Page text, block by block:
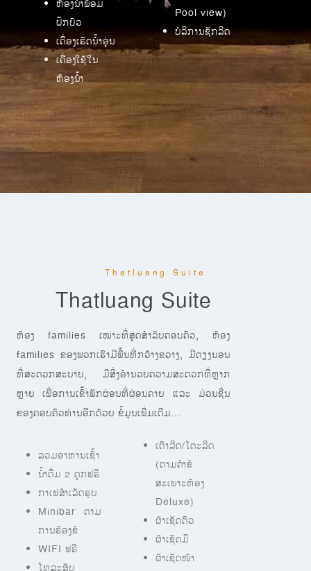
ຫ້ອງນ້ຳພ້ອມ
ຝັກບົວ
ເຄື່ອງເຮັດນໍ້າອຸ່ນ
ເຄື່ອງໃຊ້ໃນ
ຫ້ອງນ້ຳ
Pool view)
ບໍລິການຊັກລີດ
Thatluang Suite
Thatluang Suite
ຫ້ອງ families ເໝາະທີ່ສຸດສໍາລັບຄອບຄົວ, ຫ້ອງ
families ຂອງພວກເຮົາມີພື້ນທີ່ກວ້າງຂວາງ, ມີຕຽງນອນ
ທີ່ສະດວກສະບາຍ, ມີສິ່ງອໍານວຍຄວາມສະດວກທີ່ຫຼາກ
ຫຼາຍ ເພື່ອການເຂົ້າພັກຜ່ອນທີ່ຜ່ອນຄາຍ ແລະ ມ່ວນຊື່ນ
ຂອງຄອບຄົວທ່ານອີກດ້ວຍ ຂໍ້ມູນເພີ່ມເຕີມ...
ລວມອາຫານເຊົ້າ
ນ້ຳດື່ມ 2 ຕຸກຟຣີ
ກາເຟສຳເລັດຮູບ
Minibar ຕາມ
ການຮ້ອງຂໍ
WIFI ຟຣີ
ເຕົາລີດ/ໂຕະລີດ
(ຕາມຄຳຂໍ
ສະເພາະຫ້ອງ
Deluxe)
ຜ້າເຊັດຕົວ
ຜ້າເຊັດມື
ຜ້າເຊັດໜ້າ